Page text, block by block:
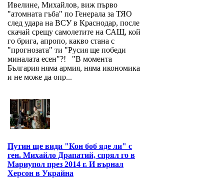
Ивелине, Михайлов, виж първо
"атомната гъба" по Генерала за ТЯО
след удара на ВСУ в Краснодар, после
скачай срещу самолетите на САЩ, кой
го брига, апропо, какво стана с
"прогнозата" ти "Русия ще победи
миналата есен"?! "В момента
България няма армия, няма икономика
и не може да опр...
Путин ще види "Кон боб яде ли" с
ген. Михайло Драпатий, спрял го в
Мариупол през 2014 г. И върнал
Херсон в Украйна